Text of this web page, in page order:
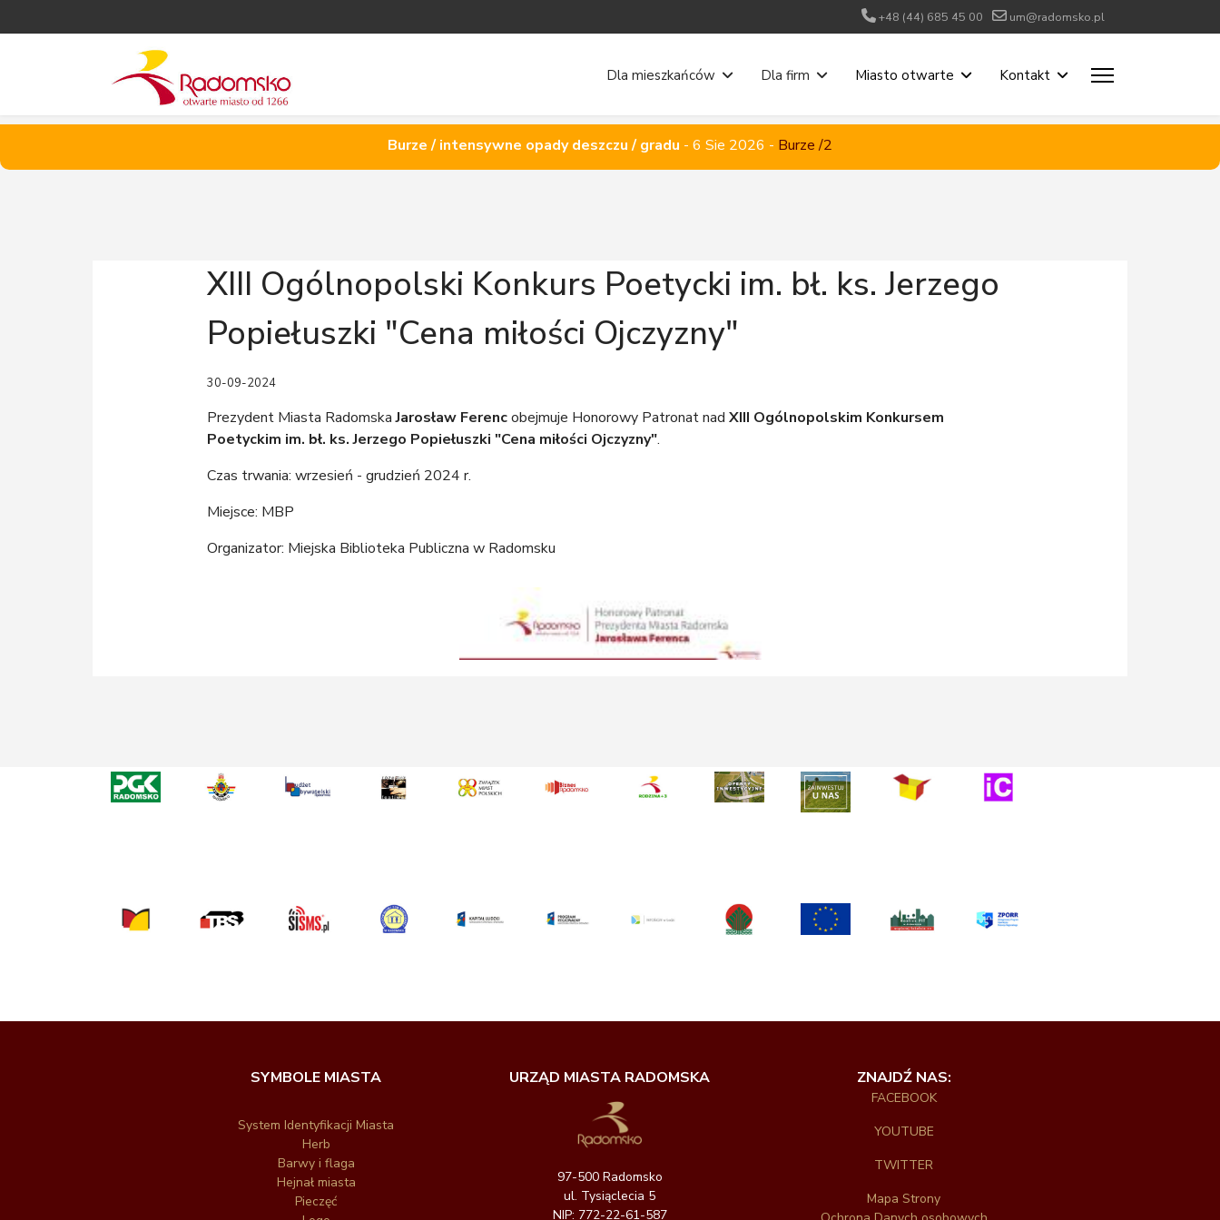
+48 (44) 685 45 00 um@radomsko.pl
Dla mieszkańców Dla firm Miasto otwarte Kontakt
Burze / intensywne opady deszczu / gradu - 6 Sie 2026 - Burze /2
XIII Ogólnopolski Konkurs Poetycki im. bł. ks. Jerzego
Popiełuszki "Cena miłości Ojczyzny"
30-09-2024
Prezydent Miasta RadomskaJarosław Ferencobejmuje Honorowy Patronat nad XIII Ogólnopolskim Konkursem
Poetyckim im. bł. ks. Jerzego Popiełuszki "Cena miłości Ojczyzny".
Czas trwania: wrzesień - grudzień 2024 r.
Miejsce: MBP
Organizator: Miejska Biblioteka Publiczna w Radomsku
SYMBOLE MIASTA
System Identyfikacji Miasta
Herb
Barwy i flaga
Hejnał miasta
Pieczęć
URZĄD MIASTA RADOMSKA
97-500 Radomsko
ul. Tysiąclecia 5
NIP: 772-22-61-587
ZNAJDŹ NAS:
FACEBOOK
YOUTUBE
TWITTER
Mapa Strony